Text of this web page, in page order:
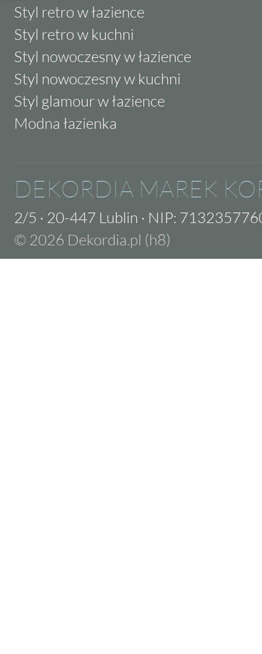
Styl retro w łazience
Styl retro w kuchni
Styl nowoczesny w łazience
Styl nowoczesny w kuchni
Styl glamour w łazience
Modna łazienka
DEKORDIA MAREK
2/5 · 20-447 Lublin · NIP:
© 2026 Dekordia.pl (h8)